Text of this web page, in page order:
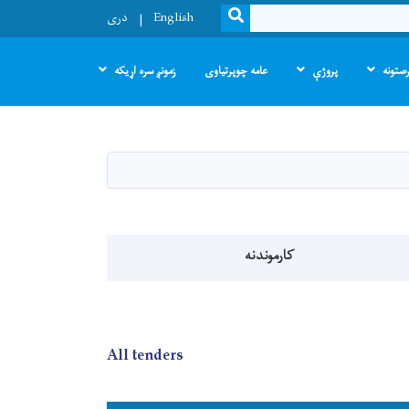
SEARCH
English دری
پروژې عامه چوپرتیاوی زمونږ سره اړیکه
کارموندنه
All tenders